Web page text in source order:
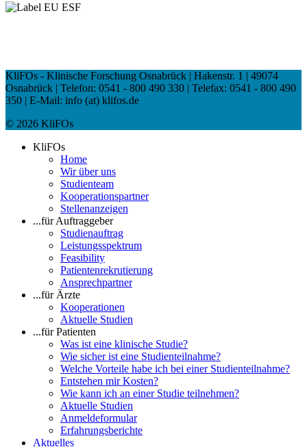
KliFOs - Klinische Forschung Osnabrück | Hakenstr. 1 | 49074
Osnabrück | Telefon: 0541 - 800 490 330 | Telefax: 0541 - 800 490
350 | E-Mail: info (at) klifos.de
© 2026 KliFOs
KliFOs
Home
Wir über uns
Studienteam
Kooperationspartner
Stellenanzeigen
...für Auftraggeber
Studienauftrag
Leistungsspektrum
Feasibility
Patientenrekrutierung
Ansprechpartner
...für Ärzte
Kooperationen
Aktuelle Studien
...für Patienten
Was ist eine klinische Studie?
Wie sicher ist eine Studienteilnahme?
Welche Vorteile habe ich bei einer Studienteilnahme?
Entstehen mir Kosten?
Wie kann ich an einer Studie teilnehmen?
Aktuelle Studien
Anmeldeformular
Erfahrungsberichte
Aktuelles